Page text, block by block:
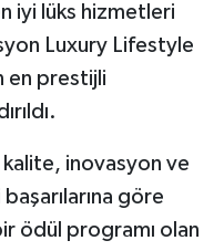
iyi lüks hizmetleri
Luxury Lifestyle
en prestijli
inovasyon ve
göre
ödül programı olan